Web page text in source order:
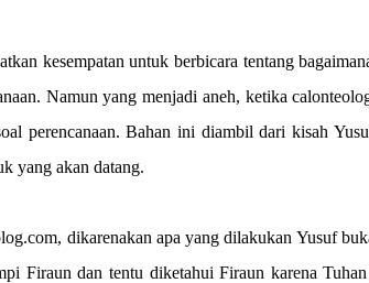
kesempatan untuk berbicara tentang
Namun yang menjadi aneh, ketika
perencanaan. Bahan ini diambil dari kisah
yang akan datang.
dikarenakan apa yang dilakukan Yusuf
Firaun dan tentu diketahui Firaun karena